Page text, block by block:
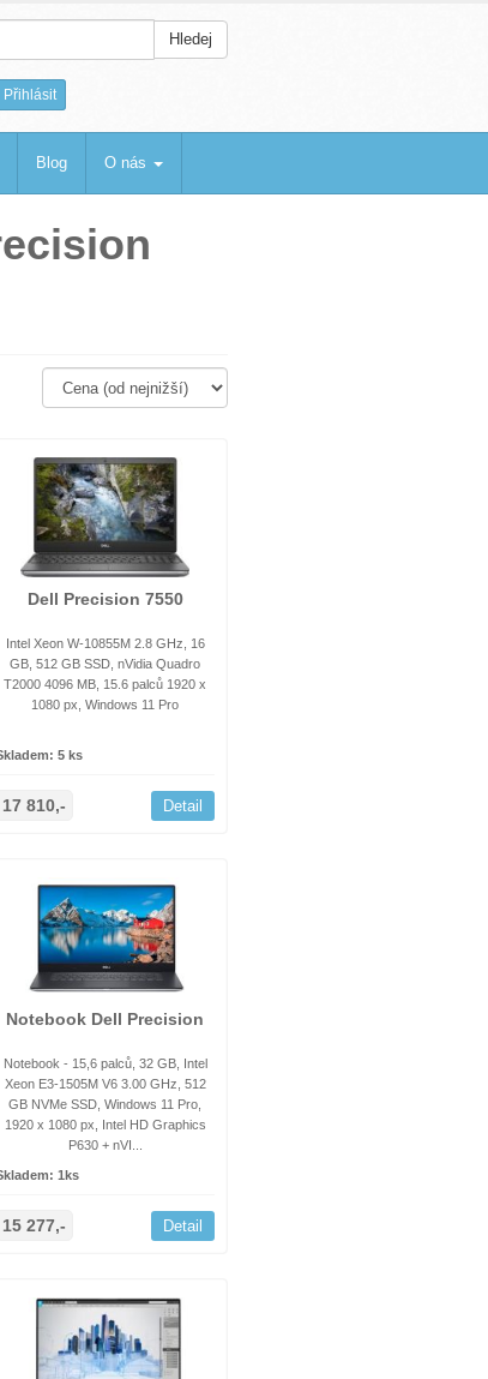
Hledej
Přihlásit
Blog O nás
Dell Precision 7550
Intel Xeon W-10855M 2.8 GHz, 16
GB, 512 GB SSD, nVidia Quadro
T2000 4096 MB, 15.6 palců 1920 x
1080 px, Windows 11 Pro
5 ks
17 810,- Detail
Notebook Dell Precision
Notebook - 15,6 palců, 32 GB, Intel
Xeon E3-1505M V6 3.00 GHz, 512
GB NVMe SSD, Windows 11 Pro,
1920 x 1080 px, Intel HD Graphics
P630 + nVI...
1ks
15 277,- Detail